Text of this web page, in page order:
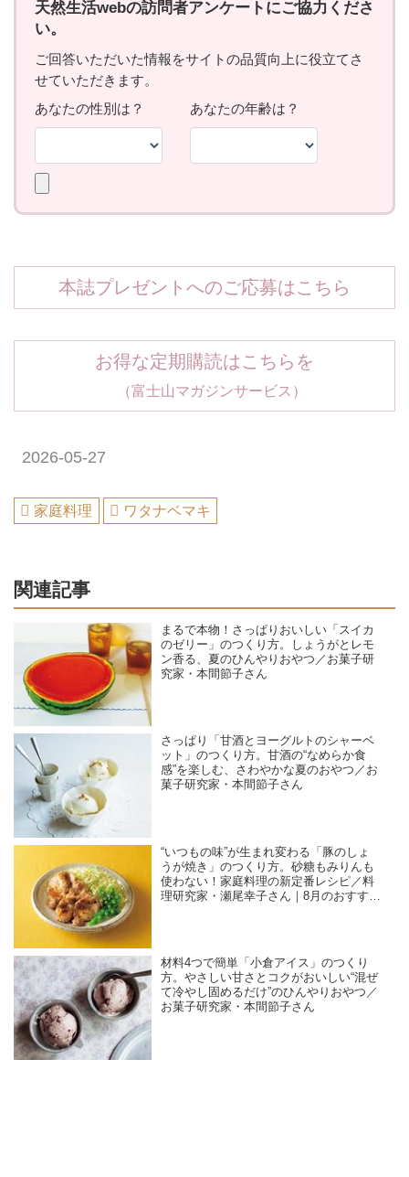
本誌プレゼントへのご応募はこちら
お得な定期購読はこちらを
（富士山マガジンサービス）
2026-05-27
家庭料理 ワタナベマキ
関連記事
まるで本物！さっぱりおいしい「スイカ
のゼリー」のつくり方。しょうがとレモ
ン香る、夏のひんやりおやつ／お菓子研
究家・本間節子さん
さっぱり「甘酒とヨーグルトのシャーベ
ット」のつくり方。甘酒の“なめらか食
感”を楽しむ、さわやかな夏のおやつ／お
菓子研究家・本間節子さん
“いつもの味”が生まれ変わる「豚のしょ
うが焼き」のつくり方。砂糖もみりんも
使わない！家庭料理の新定番レシピ／料
理研究家・瀬尾幸子さん｜8月のおすすめ
材料4つで簡単「小倉アイス」のつくり
方。やさしい甘さとコクがおいしい“混ぜ
て冷やし固めるだけ”のひんやりおやつ／
お菓子研究家・本間節子さん